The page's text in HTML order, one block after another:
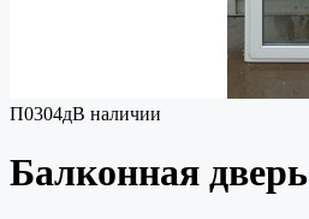
П0304дВ наличии
Балконная дверь